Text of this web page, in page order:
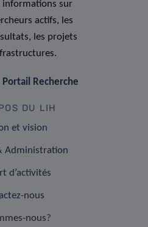
informations sur
actifs, les
les projets
Recherche
DU LIH
et vision
Administration
d’activités
nous
nous?